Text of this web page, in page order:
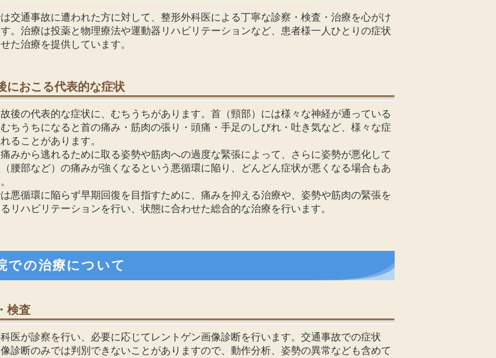
交通事故に遭われた方に対して、整形外科医による丁寧な診察・検査・治療を心がけ
。治療は投薬と物理療法や運動器リハビリテーションなど、患者様一人ひとりの症状
た治療を提供しています。
におこる代表的な症状
後の代表的な症状に、むちうちがあります。首（頸部）には様々な神経が通っている
ちうちになると首の痛み・筋肉の張り・頭痛・手足のしびれ・吐き気など、様々な症
ることがあります。
みから逃れるために取る姿勢や筋肉への過度な緊張によって、さらに姿勢が悪化して
腰部など）の痛みが強くなるという悪循環に陥り、どんどん症状が悪くなる場合もあ
悪循環に陥らず早期回復を目指すために、痛みを抑える治療や、姿勢や筋肉の緊張を
リハビリテーションを行い、状態に合わせた総合的な治療を行います。
での治療について
検査
医が診察を行い、必要に応じてレントゲン画像診断を行います。交通事故での症状
診断のみでは判別できないことがありますので、動作分析、姿勢の異常なども含めて